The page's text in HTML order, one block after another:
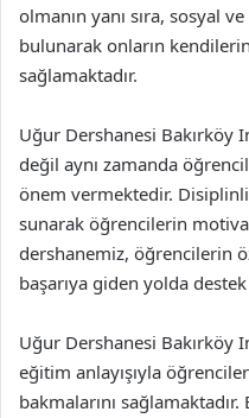
olmanın yanı sıra, sosyal
bulunarak onların
sağlamaktadır.
Uğur Dershanesi Bakırköy
değil aynı zamanda
önem vermektedir.
sunarak öğrencilerin
dershanemiz, öğrencilerin
başarıya giden yolda
Uğur Dershanesi Bakırköy
eğitim anlayışıyla
bakmalarını